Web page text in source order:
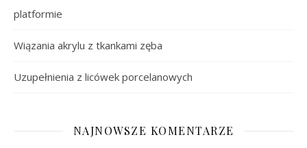
platformie
Wiązania akrylu z tkankami zęba
Uzupełnienia z licówek porcelanowych
NAJNOWSZE KOMENTARZE